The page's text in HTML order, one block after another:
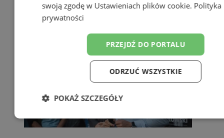
swoją zgodę w Ustawieniach plików cookie. Polityka
prywatności
PRZEJDŹ DO PORTALU
ODRZUĆ WSZYSTKIE
POKAŻ SZCZEGÓŁY
Niezbędne Wydajność